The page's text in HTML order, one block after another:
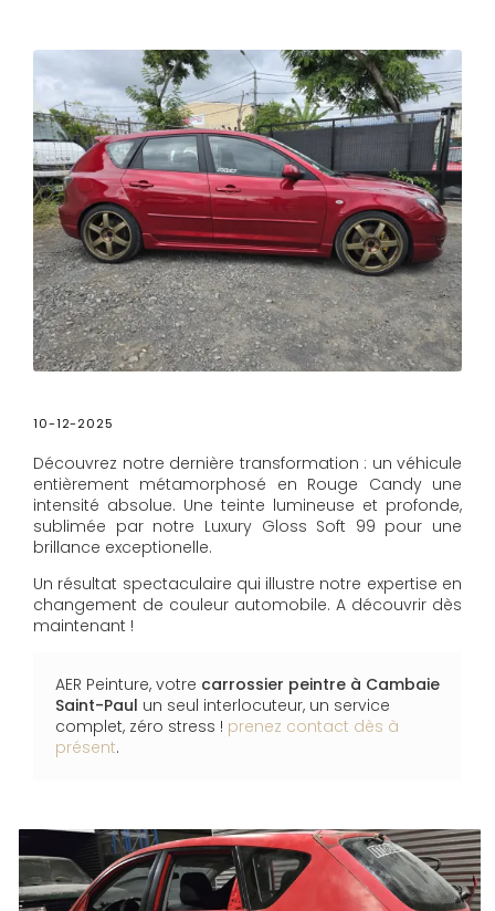
10-12-2025
Découvrez notre dernière transformation : un véhicule
entièrement métamorphosé en Rouge Candy une
intensité absolue. Une teinte lumineuse et profonde,
sublimée par notre Luxury Gloss Soft 99 pour une
brillance exceptionelle.
Un résultat spectaculaire qui illustre notre expertise en
changement de couleur automobile. A découvrir dès
maintenant !
AER Peinture, votre carrossier peintre à Cambaie
Saint-Paul un seul interlocuteur, un service
complet, zéro stress ! prenez contact dès à
présent.